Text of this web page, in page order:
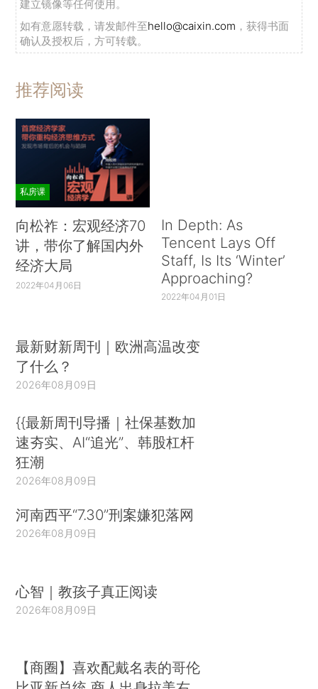
建立镜像等任何使用。
如有意愿转载，请发邮件至hello@caixin.com ，获得书面
确认及授权后，方可转载。
推荐阅读
私房课
向松祚：宏观经济70
讲，带你了解国内外
经济大局
2022年04月06日
In Depth: As
Tencent Lays Off
Staff, Is Its ‘Winter’
Approaching?
2022年04月01日
最新财新周刊｜欧洲高温改变
了什么？
2026年08月09日
{{最新周刊导播｜社保基数加
速夯实、AI“追光”、韩股杠杆
狂潮
2026年08月09日
河南西平“7.30”刑案嫌犯落网
2026年08月09日
心智｜教孩子真正阅读
2026年08月09日
【商圈】喜欢配戴名表的哥伦